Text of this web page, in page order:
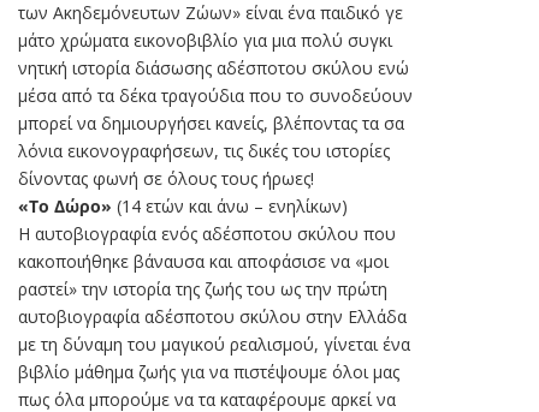
των Ακηδεμόνευτων Ζώων» είναι ένα παιδικό γε
μάτο χρώματα εικονοβιβλίο για μια πολύ συγκι
νητική ιστορία διάσωσης αδέσποτου σκύλου ενώ
μέσα από τα δέκα τραγούδια που το συνοδεύουν
μπορεί να δημιουργήσει κανείς, βλέποντας τα σα
λόνια εικονογραφήσεων, τις δικές του ιστορίες
δίνοντας φωνή σε όλους τους ήρωες!
«Το Δώρο» (14 ετών και άνω – ενηλίκων)
Η αυτοβιογραφία ενός αδέσποτου σκύλου που
κακοποιήθηκε βάναυσα και αποφάσισε να «μοι
ραστεί» την ιστορία της ζωής του ως την πρώτη
αυτοβιογραφία αδέσποτου σκύλου στην Ελλάδα
με τη δύναμη του μαγικού ρεαλισμού, γίνεται ένα
βιβλίο μάθημα ζωής για να πιστέψουμε όλοι μας
πως όλα μπορούμε να τα καταφέρουμε αρκεί να